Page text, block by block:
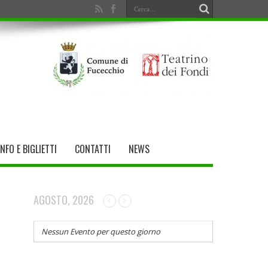
E BIGLIETTI CONTATTI NEWS
AGOSTO, 2026
Nessun Evento per questo giorno